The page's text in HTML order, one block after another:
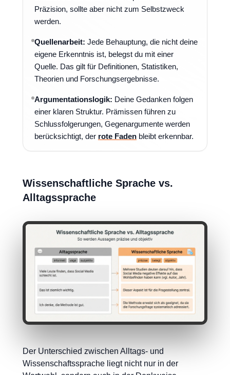
Präzision, sollte aber nicht zum Selbstzweck
werden.
Quellenarbeit: Jede Behauptung, die nicht deine
eigene Erkenntnis ist, belegst du mit einer
Quelle. Das gilt für Definitionen, Statistiken,
Theorien und Forschungsergebnisse.
Argumentationslogik: Deine Gedanken folgen
einer klaren Struktur. Prämissen führen zu
Schlussfolgerungen, Gegenargumente werden
berücksichtigt, der rote Faden bleibt erkennbar.
Wissenschaftliche Sprache vs.
Alltagssprache
Der Unterschied zwischen Alltags- und
Wissenschaftssprache liegt nicht nur in der